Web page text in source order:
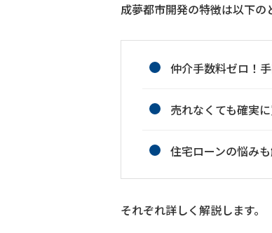
成夢都市開発の特徴は以下の
仲介手数料ゼロ！
売れなくても確実
住宅ローンの悩み
それぞれ詳しく解説します。